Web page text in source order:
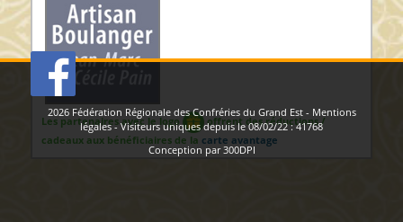
Les partenaires avec le logo
offrent des réductions /
cadeaux aux bénéficiaires de la carte avantage
2026 Fédération Régionale des Confréries du Grand Est- Mentions
légales- Visiteurs uniques depuis le 08/02/22 :41768
Conception par300DPI